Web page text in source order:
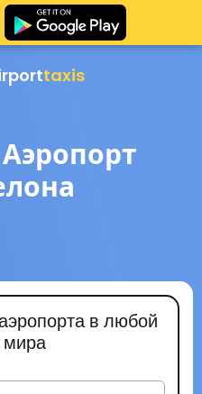
taxis
в любой
мира